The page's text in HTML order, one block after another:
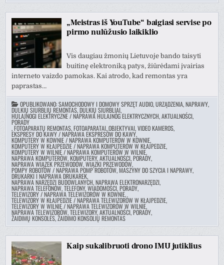
„Meistras iš YouTube“ baigiasi servise po
pirmo nulūžusio laikiklio
Vis daugiau žmonių Lietuvoje bando taisyti
buitinę elektroniką patys, žiūrėdami įvairias
interneto vaizdo pamokas. Kai atrodo, kad remontas yra
paprastas…
OPUBLIKOWANO:SAMOCHODOWY I DOMOWY SPRZĘT AUDIO, URZĄDZENIA, NAPRAWY,
DULKIŲ SIURBLIŲ REMONTAS, DULKIŲ SIURBLIAI,
HULAJNOGI ELEKTRYCZNE / NAPRAWA HULAJNÓG ELEKTRYCZNYCH, AKTUALNOŚCI,
PORADY
,FOTOAPARATŲ REMONTAS, FOTOAPARATAI, OBJEKTYVAI, VIDEO KAMEROS,
EKSPRESY DO KAWY / NAPRAWA EKSPRESÓW DO KAWY,
KOMPUTERY W KOWNIE / NAPRAWA KOMPUTERÓW W KOWNIE,
KOMPUTERY W KŁAJPEDZIE / NAPRAWA KOMPUTERÓW W KŁAJPEDZIE,
KOMPUTERY W WILNIE / NAPRAWA KOMPUTERÓW W WILNIE,
NAPRAWA KOMPUTERÓW, KOMPUTERY, AKTUALNOŚCI, PORADY,
NAPRAWA WIĄZEK PRZEWODÓW, WIĄZKI PRZEWODÓW,
POMPY ROBOTÓW / NAPRAWA POMP ROBOTÓW,MASZYNY DO SZYCIA I NAPRAWY,
DRUKARKI I NAPRAWA DRUKAREK,
NAPRAWA NARZĘDZI BUDOWLANYCH, NAPRAWA ELEKTRONARZĘDZI,
NAPRAWA TELEFONÓW, TELEFONY, WIADOMOŚCI, PORADY,
TELEWIZORY / NAPRAWA TELEWIZORÓW W KOWNIE,
TELEWIZORY W KŁAJPEDZIE / NAPRAWA TELEWIZORÓW W KŁAJPEDZIE,
TELEWIZORY W WILNIE / NAPRAWA TELEWIZORÓW W WILNIE,
NAPRAWA TELEWIZORÓW, TELEWIZORY, AKTUALNOŚCI, PORADY,
ŽAIDIMŲ KONSOLĖS, ŽAIDIMO KONSOLIŲ REMONTAS
Kaip sukalibruoti drono IMU jutiklius